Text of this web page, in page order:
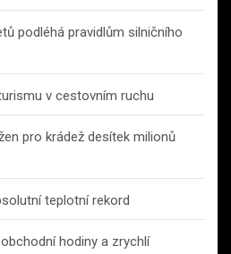
podléhá pravidlům silničního
v cestovním ruchu
pro krádež desítek milionů
teplotní rekord
hodiny a zrychlí